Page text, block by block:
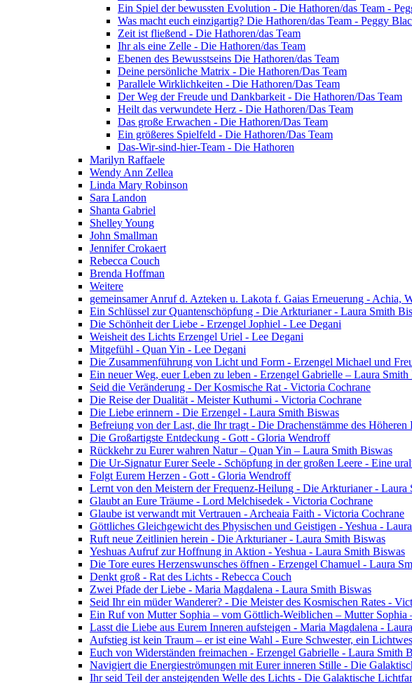
Ein Spiel der bewussten Evolution - Die Hathoren/das Team -
Was macht euch einzigartig? Die Hathoren/das Team - Peggy
Zeit ist fließend - Die Hathoren/das Team
Ihr als eine Zelle - Die Hathoren/das Team
Ebenen des Bewusstseins Die Hathoren/das Team
Deine persönliche Matrix - Die Hathoren/Das Team
Parallele Wirklichkeiten - Die Hathoren/Das Team
Der Weg der Freude und Dankbarkeit - Die Hathoren/Das Team
Heilt das verwundete Herz - Die Hathoren/Das Team
Das große Erwachen - Die Hathoren/Das Team
Ein größeres Spielfeld - Die Hathoren/Das Team
Das-Wir-sind-hier-Team - Die Hathoren
Marilyn Raffaele
Wendy Ann Zellea
Linda Mary Robinson
Sara Landon
Shanta Gabriel
Shelley Young
John Smallman
Jennifer Crokaert
Rebecca Couch
Brenda Hoffman
Weitere
gemeinsamer Anruf d. Azteken u. Lakota f. Gaias Erneuerung - Achia,
Ein Schlüssel zur Quantenschöpfung - Die Arkturianer - Laura Smith
Die Schönheit der Liebe - Erzengel Jophiel - Lee Degani
Weisheit des Lichts Erzengel Uriel - Lee Degani
Mitgefühl - Quan Yin - Lee Degani
Die Zusammenführung von Licht und Form - Erzengel Michael und
Ein neuer Weg, euer Leben zu leben - Erzengel Gabrielle – Laura Smith
Seid die Veränderung - Der Kosmische Rat - Victoria Cochrane
Die Reise der Dualität - Meister Kuthumi - Victoria Cochrane
Die Liebe erinnern - Die Erzengel - Laura Smith Biswas
Befreiung von der Last, die Ihr tragt - Die Drachenstämme des Höheren
Die Großartigste Entdeckung - Gott - Gloria Wendroff
Rückkehr zu Eurer wahren Natur – Quan Yin – Laura Smith Biswas
Die Ur-Signatur Eurer Seele - Schöpfung in der großen Leere - Eine
Folgt Eurem Herzen - Gott - Gloria Wendroff
Lernt von den Meistern der Frequenz-Heilung - Die Arkturianer - Laura
Glaubt an Eure Träume - Lord Melchisedek - Victoria Cochrane
Glaube ist verwandt mit Vertrauen - Archeaia Faith - Victoria Cochrane
Göttliches Gleichgewicht des Physischen und Geistigen - Yeshua -
Ruft neue Zeitlinien herein - Die Arkturianer - Laura Smith Biswas
Yeshuas Aufruf zur Hoffnung in Aktion - Yeshua - Laura Smith Biswas
Die Tore eures Herzenswunsches öffnen - Erzengel Chamuel - Laura
Denkt groß - Rat des Lichts - Rebecca Couch
Zwei Pfade der Liebe - Maria Magdalena - Laura Smith Biswas
Seid Ihr ein müder Wanderer? - Die Meister des Kosmischen Rates -
Ein Ruf von Mutter Sophia – vom Göttlich-Weiblichen – Mutter Sophia
Lasst die Liebe aus Eurem Inneren aufsteigen - Maria Magdalena -
Aufstieg ist kein Traum – er ist eine Wahl - Eure Schwester, ein
Euch von Widerständen freimachen - Erzengel Gabrielle - Laura Smith
Navigiert die Energieströmungen mit Eurer inneren Stille - Die
Ihr seid Teil der ansteigenden Welle des Lichts - Die Galaktische